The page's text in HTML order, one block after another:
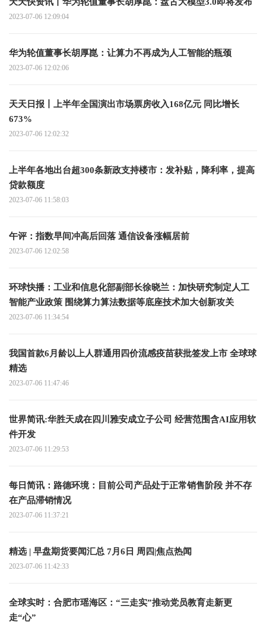
2023-07-06 12:09:04
华为轮值董事长胡厚崑：让算力不再成为人工智能的瓶颈
2023-07-06 12:02:06
天天日报丨上半年全国演出市场票房收入168亿元 同比增长
673%
2023-07-06 12:02:32
上半年各地出台超300条新政支持楼市：发补贴，降利率，提高
贷款额度
2023-07-06 11:58:03
午评：指数早间冲高后回落 通信设备涨幅居前
2023-07-06 12:02:58
环球快播：工业和信息化部副部长徐晓兰：加快研究制定人工
智能产业政策 围绕算力算法数据等底座技术加大创新攻关
2023-07-06 11:34:54
我国首款6月龄以上人群通用四价流感疫苗获批签发上市 全球球
精选
2023-07-06 11:47:46
世界简讯:华胜天成在四川雅安成立子公司 经营范围含AI应用软
件开发
2023-07-06 11:29:53
每日简讯：路德环境：目前公司产品处于正常销售阶段 并不存
在产品滞销情况
2023-07-06 11:37:21
精选 | 早盘期货要闻汇总 7月6日 周四|焦点热闻
2023-07-06 11:42:33
全球实时：合肥市瑶海区：“三走实”推动党员教育走新更
走“心”